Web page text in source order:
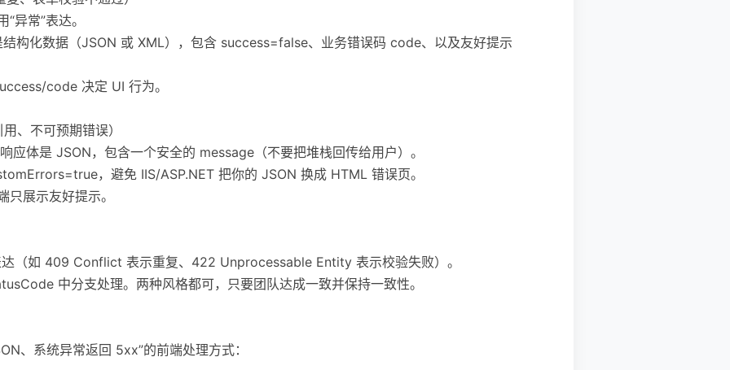
异常”表达。
构化数据（JSON 或 XML），包含 success=false、业务错误码 code、以及友好提示
code 决定 UI 行为。
、不可预期错误）
体是 JSON，包含一个安全的 message（不要把堆栈回传给用户）。
，避免 IIS/ASP.NET 把你的 JSON 换成 HTML 错误页。
展示友好提示。
（如 409 Conflict 表示重复、422 Unprocessable Entity 表示校验失败）。
中分支处理。两种风格都可，只要团队达成一致并保持一致性。
、系统异常返回 5xx”的前端处理方式：